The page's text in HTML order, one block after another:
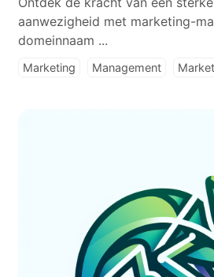
aanwezigheid met marketing-
domeinnaam ...
Marketing Management